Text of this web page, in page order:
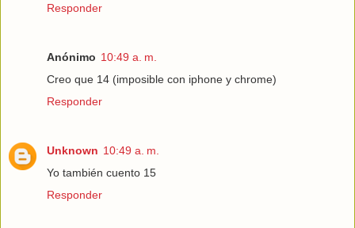
Responder
Anónimo 10:49 a. m.
Creo que 14 (imposible con iphone y chrome)
Responder
Unknown 10:49 a. m.
Yo también cuento 15
Responder